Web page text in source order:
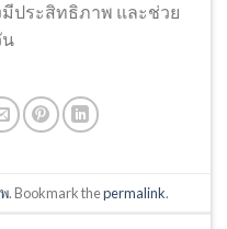
มีประสิทธิภาพ และช่วย
น
. Bookmark thepermalink.